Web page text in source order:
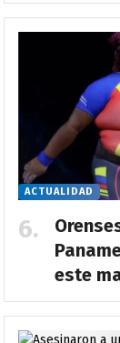
ACTUALIDAD
este